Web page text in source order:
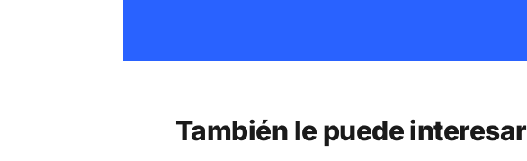
También le puede interesar